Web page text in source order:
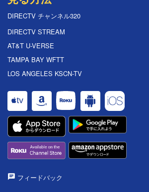
DIRECTV チャンネル320
DIRECTV STREAM
AT&T U-VERSE
TAMPA BAY WFTT
LOS ANGELES KSCN-TV
フィードバック